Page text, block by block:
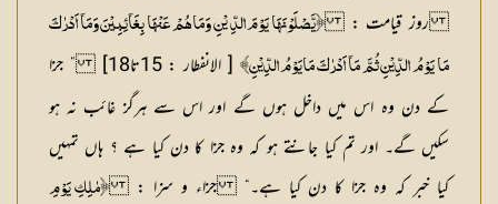
روز قیامت :
﴿یَّصْلَوْنَھَا یَوْمَ الدِّ یْنِ وَمَا ھُمْ عَنْھَا بِغَآئِبِیْنَ وَمَآ اَدْرٰکَ
مَا یَوْمُ الدِّیْنِ ثُمَّ مَآ اَدْرٰکَ مَایَوْمُ الدِّیْنِ﴾
[ الانفطار : 15تا18] ” جزا
کے دن وہ اس میں داخل ہوں گے اور اس سے ہرگز غائب نہ ہو
سکیں گے۔ اور تم کیا جانتے ہو کہ وہ جزا کا دن کیا ہے ؟ ہاں تمہیں
کیا خبر کہ وہ جزا کا دن کیا ہے۔“جزاء و سزا : ﴿مٰلِکِ یَوْمِ